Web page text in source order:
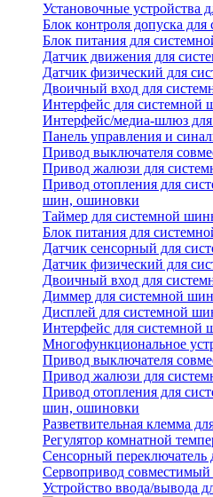
Установочные устройства
Блок контроля допуска
Блок питания для
Датчик движения для
Датчик физический для
Двоичный вход для
Интерфейс для системной
Интерфейс/медиа-шлюз
Панель управления и
Привод выключателя
Привод жалюзи для
Привод отопления для
шин, ошиновки
Таймер для системной
Блок питания для
Датчик сенсорный для
Датчик физический для
Двоичный вход для
Диммер для системной
Дисплей для системной
Интерфейс для системной
Многофункциональное
Привод выключателя
Привод жалюзи для
Привод отопления для
шин, ошиновки
Разветвительная клемма
Регулятор комнатной
Сенсорный
Сервопривод
Устройство ввода/вывода